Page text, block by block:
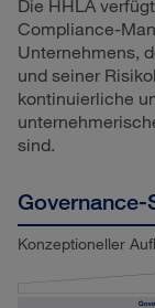
Die HHLA
Compliance-
Unternehmens,
und seiner
kontinuierliche
sind.
Governance-
Konzeptioneller